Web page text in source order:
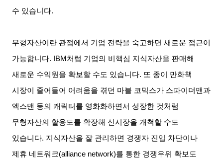
수 있습니다.
무형자산이란 관점에서 기업 전략을 숙고하면 새로운 접근이
가능합니다. IBM 처럼 기업의 비핵심 지식자산을 판매해
새로운 수익원을 확보할 수도 있습니다. 또 종이 만화책
시장이 줄어들어 어려움을 겪던 마블 코믹스가 스파이더맨과
엑스맨 등의 캐릭터를 영화화하면서 성장한 것처럼
무형자산의 활용도를 확장해 신시장을 개척할 수도
있습니다. 지식자산을 잘 관리하면 경쟁자 진입 차단이나
제휴 네트워크(alliance network)를 통한 경쟁우위 확보도